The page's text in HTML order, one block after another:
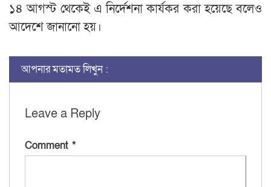
১৪ আগস্ট থেকেই এ নির্দেশনা কার্যকর করা হয়েছে বলেও
আদেশে জানানো হয়।
আপনার মতামত লিখুন :
Leave a Reply
Comment *